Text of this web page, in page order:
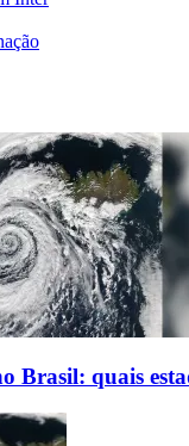
Brasil: quais